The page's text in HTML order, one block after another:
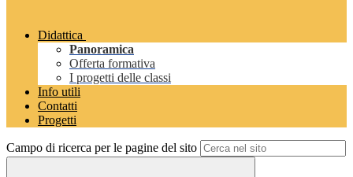
Didattica
Panoramica
Offerta formativa
I progetti delle classi
Info utili
Contatti
Progetti
Campo di ricerca per le pagine del sito